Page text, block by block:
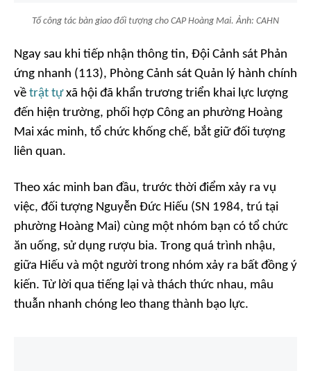
Tổ công tác bàn giao đối tượng cho CAP Hoàng Mai. Ảnh: CAHN
Ngay sau khi tiếp nhận thông tin, Đội Cảnh sát Phản
ứng nhanh (113), Phòng Cảnh sát Quản lý hành chính
về trật tựxã hội đã khẩn trương triển khai lực lượng
đến hiện trường, phối hợp Công an phường Hoàng
Mai xác minh, tổ chức khống chế, bắt giữ đối tượng
liên quan.
Theo xác minh ban đầu, trước thời điểm xảy ra vụ
việc, đối tượng Nguyễn Đức Hiếu (SN 1984, trú tại
phường Hoàng Mai) cùng một nhóm bạn có tổ chức
ăn uống, sử dụng rượu bia. Trong quá trình nhậu,
giữa Hiếu và một người trong nhóm xảy ra bất đồng ý
kiến. Từ lời qua tiếng lại và thách thức nhau, mâu
thuẫn nhanh chóng leo thang thành bạo lực.